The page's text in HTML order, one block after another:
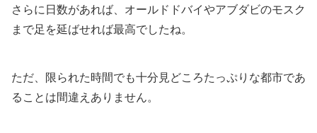
さらに日数があれば、オールドドバイやアブダビのモスク
まで足を延ばせれば最高でしたね。
ただ、限られた時間でも十分見どころたっぷりな都市であ
ることは間違えありません。